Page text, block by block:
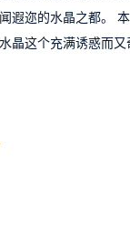
遐迩的水晶之都。
晶这个充满诱惑而